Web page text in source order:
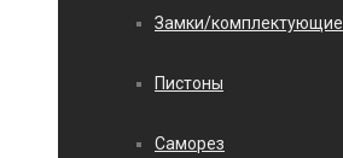
Замки/комплектующие
Пистоны
Саморез